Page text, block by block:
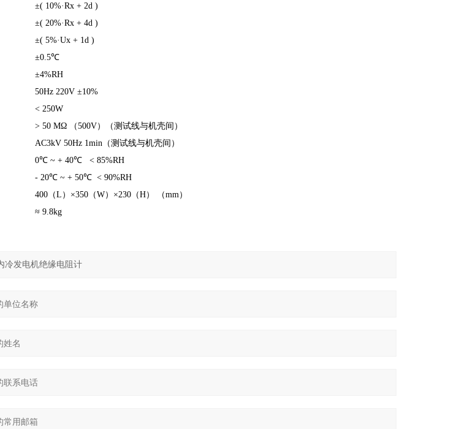
±( 10%·Rx + 2d )
±( 20%·Rx + 4d )
±( 5%·Ux + 1d )
±0.5℃
±4%RH
50Hz 220V ±10%
< 250W
> 50 MΩ （500V）（测试线与机壳间）
AC3kV 50Hz 1min（测试线与机壳间）
0℃ ~ + 40℃ < 85%RH
- 20℃ ~ + 50℃ < 90%RH
400（L ）×350 （W）×230 （H） （mm）
≈ 9.8kg